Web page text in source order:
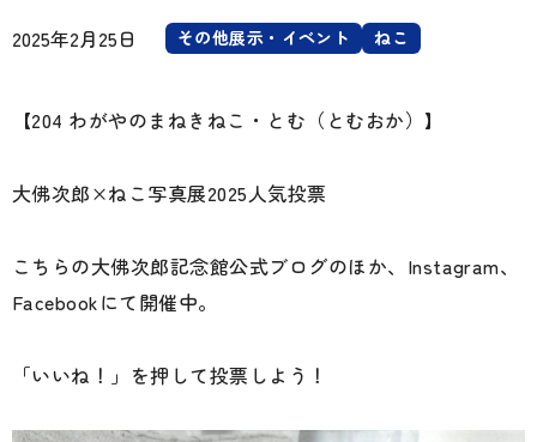
2025年2月25日 その他展示・イベント ねこ
【204 わがやのまねきねこ・とむ（とむおか）】
大佛次郎×ねこ写真展2025人気投票
こちらの大佛次郎記念館公式ブログのほか、Instagram、
Facebookにて開催中。
「いいね！」を押して投票しよう！